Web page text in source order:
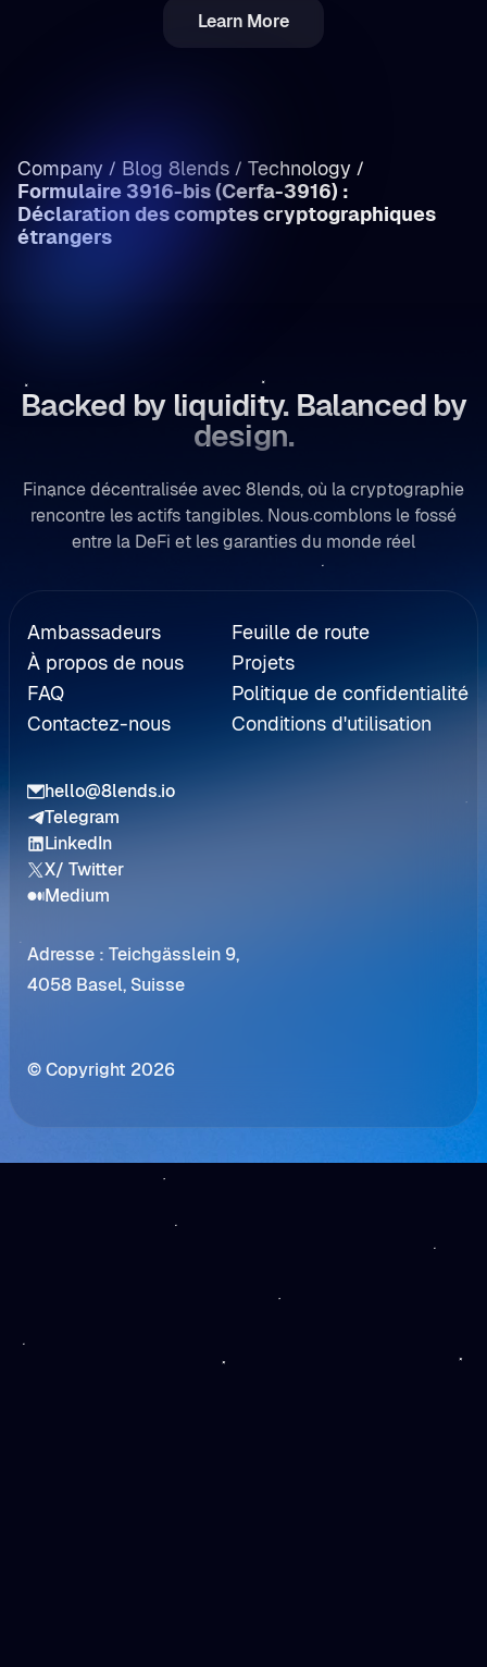
Learn More
Company / Blog 8lends / Technology /
Formulaire 3916-bis (Cerfa-3916) :
Déclaration des comptes cryptographiques
étrangers
Backed by liquidity. Balanced by
design.
Finance décentralisée avec 8lends, où la cryptographie
rencontre les actifs tangibles. Nous comblons le fossé
entre la DeFi et les garanties du monde réel
Ambassadeurs
À propos de nous
FAQ
Contactez-nous
Feuille de route
Projets
Politique de confidentialité
Conditions d'utilisation
hello@8lends.io
Telegram
LinkedIn
X/ Twitter
Medium
Adresse : Teichgässlein 9,
4058 Basel, Suisse
© Copyright 2026